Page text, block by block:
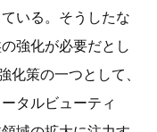
いる。そうしたな
強化が必要だとし
化策の一つとして、
タルビューティ